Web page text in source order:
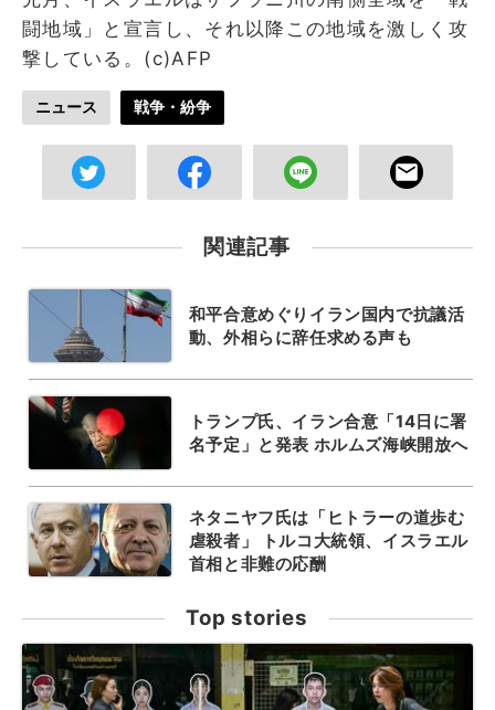
闘地域」と宣言し、それ以降この地域を激しく攻
撃している。(c)AFP
ニュース 戦争・紛争
関連記事
和平合意めぐりイラン国内で抗議活
動、外相らに辞任求める声も
トランプ氏、イラン合意「14日に署
名予定」と発表 ホルムズ海峡開放へ
ネタニヤフ氏は「ヒトラーの道歩む
虐殺者」 トルコ大統領、イスラエル
首相と非難の応酬
Top stories